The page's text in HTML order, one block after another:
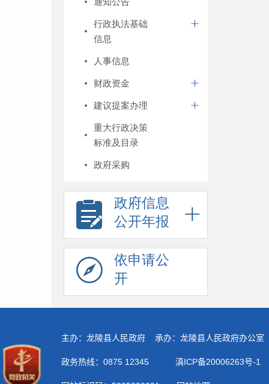
行政执法基础
信息
人事信息
财政资金
建议提案办理
重大行政决策
标准及目录
政府采购
政府信息
公开年报
依申请公
开